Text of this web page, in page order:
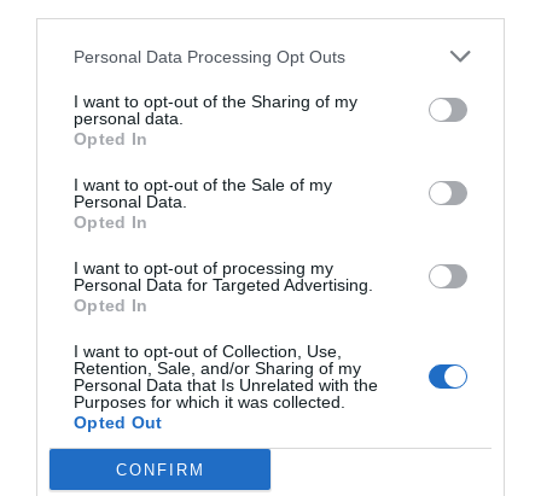
Personal Data Processing Opt Outs
I want to opt-out of the Sharing of my
personal data.
Opted In
I want to opt-out of the Sale of my
Personal Data.
Opted In
I want to opt-out of processing my
Personal Data for Targeted Advertising.
Opted In
I want to opt-out of Collection, Use,
Retention, Sale, and/or Sharing of my
Personal Data that Is Unrelated with the
Purposes for which it was collected.
Opted Out
CONFIRM
El Bayern de Múnich defiende su sostenibilidad
pese a perder 150 millones en ingresos